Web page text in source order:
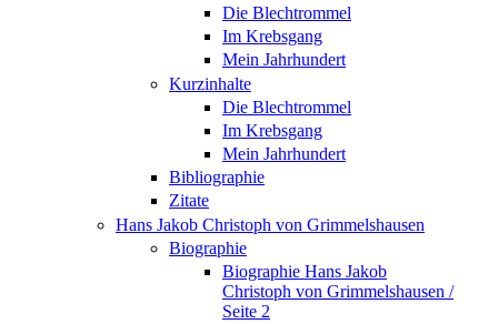
Die Blechtrommel
Im Krebsgang
Mein Jahrhundert
Kurzinhalte
Die Blechtrommel
Im Krebsgang
Mein Jahrhundert
Bibliographie
Zitate
Hans Jakob Christoph von Grimmelshausen
Biographie
Biographie Hans Jakob
Christoph von Grimmelshausen /
Seite 2